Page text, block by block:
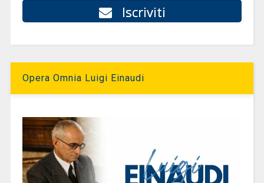
Iscriviti
Opera Omnia Luigi Einaudi